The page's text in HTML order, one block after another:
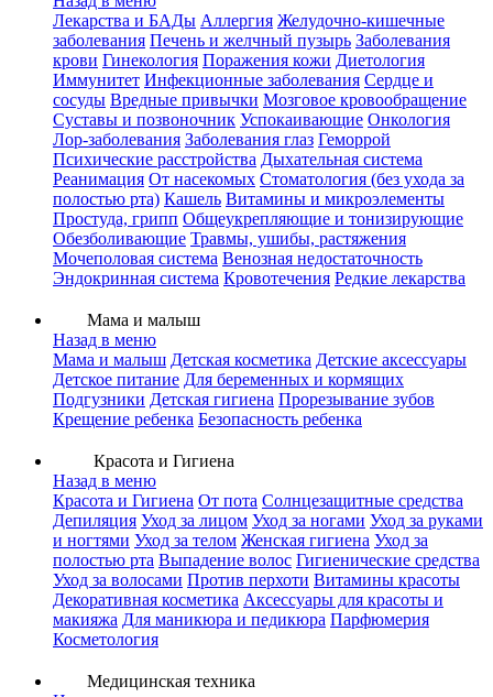
Лекарства и БАДы Аллергия Желудочно-кишечные
заболевания Печень и желчный пузырь Заболевания
крови Гинекология Поражения кожи Диетология
Иммунитет Инфекционные заболевания Сердце и
сосуды Вредные привычки Мозговое кровообращение
Суставы и позвоночник Успокаивающие Онкология
Лор-заболевания Заболевания глаз Геморрой
Психические расстройства Дыхательная система
Реанимация От насекомых Стоматология (без ухода за
полостью рта) Кашель Витамины и микроэлементы
Простуда, грипп Общеукрепляющие и тонизирующие
Обезболивающие Травмы, ушибы, растяжения
Мочеполовая система Венозная недостаточность
Эндокринная система Кровотечения Редкие лекарства
Мама и малыш
Назад в меню
Мама и малыш Детская косметика Детские аксессуары
Детское питание Для беременных и кормящих
Подгузники Детская гигиена Прорезывание зубов
Крещение ребенка Безопасность ребенка
Красота и Гигиена
Назад в меню
Красота и Гигиена От пота Солнцезащитные средства
Депиляция Уход за лицом Уход за ногами Уход за руками
и ногтями Уход за телом Женская гигиена Уход за
полостью рта Выпадение волос Гигиенические средства
Уход за волосами Против перхоти Витамины красоты
Декоративная косметика Аксессуары для красоты и
макияжа Для маникюра и педикюра Парфюмерия
Косметология
Медицинская техника